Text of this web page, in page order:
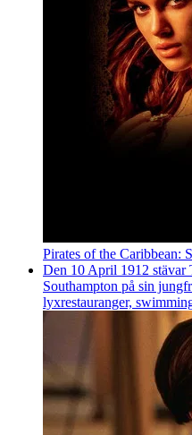
Pirates of the Caribbean:
Den 10 April 1912 stävar
Southampton på sin
lyxrestauranger,